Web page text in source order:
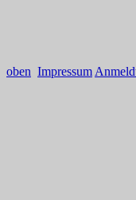
oben Impressum